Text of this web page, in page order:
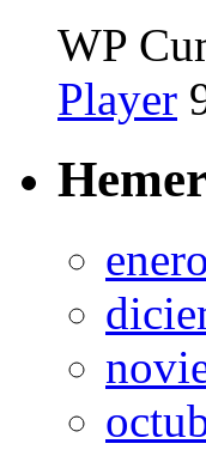
WP
Player